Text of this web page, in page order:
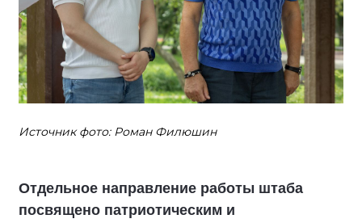
Источник фото: Роман Филюшин
Отдельное направление работы штаба
посвящено патриотическим и